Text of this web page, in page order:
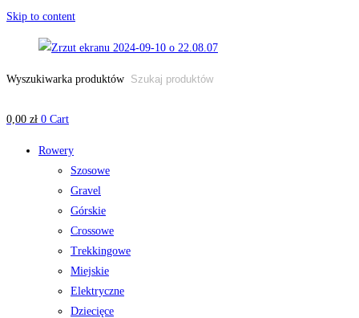
Skip to content
Wyszukiwarka produktów
0,00 zł 0 Cart
Rowery
Szosowe
Gravel
Górskie
Crossowe
Trekkingowe
Miejskie
Elektryczne
Dziecięce